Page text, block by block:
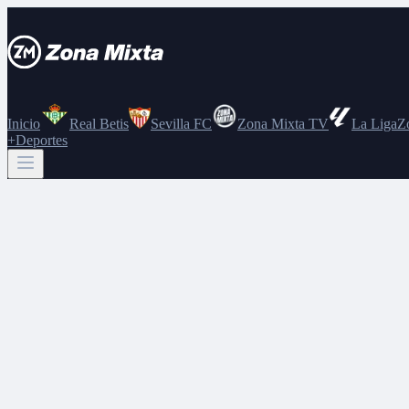
Inicio Real Betis Sevilla FC Zona Mixta TV La Liga
+Deportes